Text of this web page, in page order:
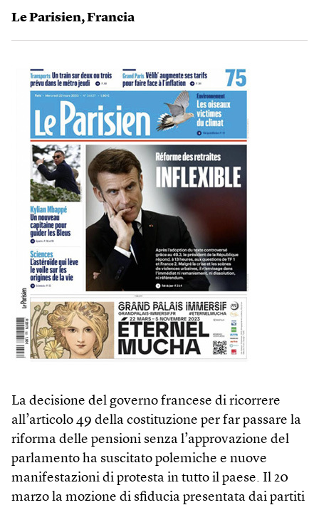
Le Parisien,Francia
La decisione del governo francese di ricorrere
all’articolo 49 della costituzione per far passare la
riforma delle pensioni senza l’approvazione del
parlamento ha suscitato polemiche e nuove
manifestazioni di protesta in tutto il paese. Il 20
marzo la mozione di sfiducia presentata dai partiti